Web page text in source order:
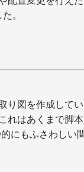
。
り図を作成して
れはあくまで脚
にもふさわしい